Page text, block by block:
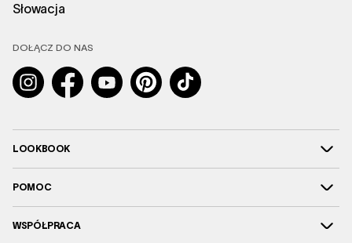
Słowacja
DOŁĄCZ DO NAS
InstagramFacebookYouTubePinterestTikTok
LOOKBOOK
POMOC
WSPÓŁPRACA